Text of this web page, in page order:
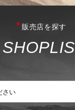
販売店を探す
SHOPLIS